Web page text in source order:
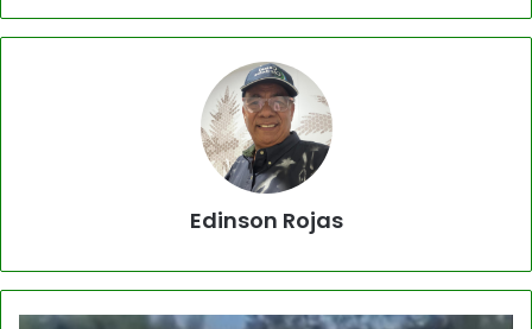
Edinson Rojas